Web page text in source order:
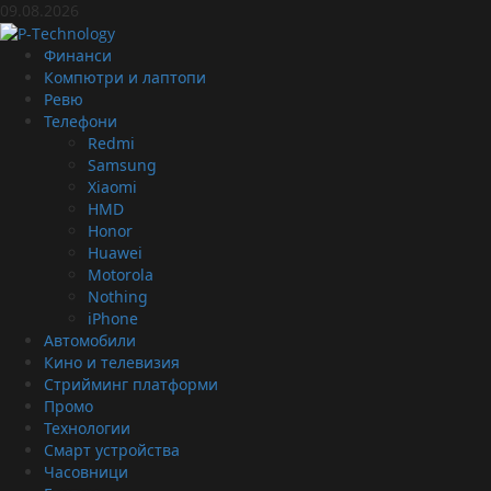
Skip
to
content
09.08.2026
Primary
Menu
Финанси
Компютри и лаптопи
Ревю
Телефони
Redmi
Samsung
Xiaomi
HMD
Honor
Huawei
Motorola
Nothing
iPhone
Автомобили
Кино и телевизия
Стрийминг платформи
Промо
Технологии
Смарт устройства
Часовници